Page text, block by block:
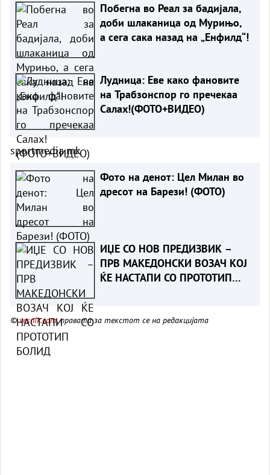
Побегна во Реал за бадијала,
доби шлаканица од Мурињо,
а сега сака назад на „Енфилд“!
Лудница: Еве како фановите
на Трабзонспор го пречекаа
Салах!(ФОТО+ВИДЕО)
sportmedia.mk
Фото на денот: Цел Милан во
дресот на Барези! (ФОТО)
ИЏЕ СО НОВ ПРЕДИЗВИК –
ПРВ МАКЕДОНСКИ ВОЗАЧ КОЈ
ЌЕ НАСТАПИ СО ПРОТОТИП
©vesnik.com, правата за текстот се на редакцијата